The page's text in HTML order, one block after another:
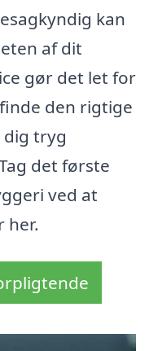
kan
af dit
gør det let for
den rigtige
dig tryg
det første
ved at
her.